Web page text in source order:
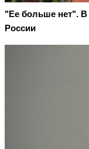
"Ее больше нет".
России